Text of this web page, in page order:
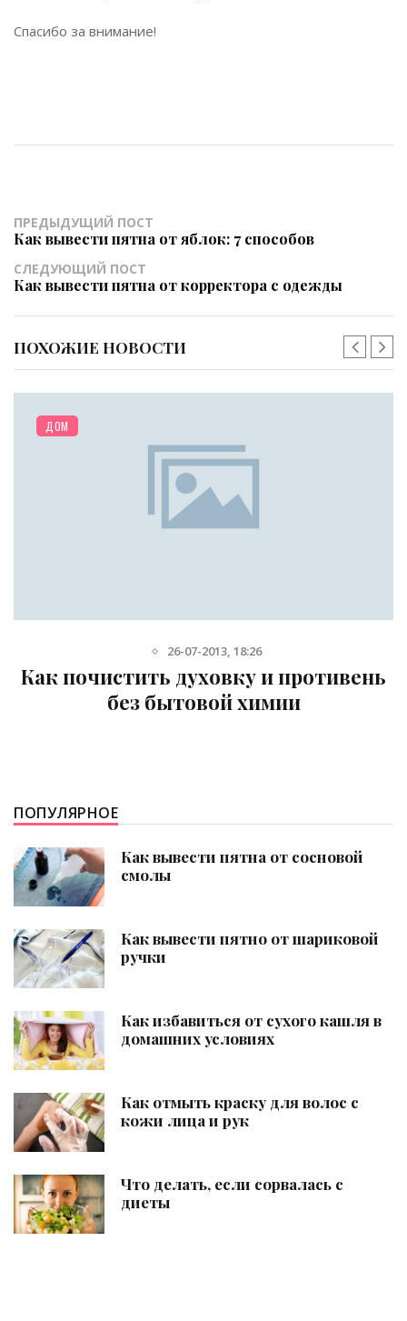
Спасибо за внимание!
ПРЕДЫДУЩИЙ ПОСТ
Как вывести пятна от яблок: 7 способов
СЛЕДУЮЩИЙ ПОСТ
Как вывести пятна от корректора с одежды
ПОХОЖИЕ НОВОСТИ
ДОМ
5-08-2013, 15:32
Как почистить утюг от накипи и
нагара: эффективные методы
ПОПУЛЯРНОЕ
Как вывести пятна от сосновой
смолы
Как вывести пятно от шариковой
ручки
Как избавиться от сухого кашля в
домашних условиях
Как отмыть краску для волос с
кожи лица и рук
Что делать, если сорвалась с
диеты